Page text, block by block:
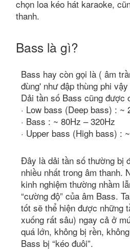
chọn loa kéo hát karaoke,
thanh.
Bass là gì?
Bass hay còn gọi là ( âm
đùng' như đập thùng phi vậy
Dải tần số Bass cũng được
· Low bass (Deep bass) : ~
· Bass : ~ 80Hz – 320Hz
· Upper bass (High bass) :
Đây là dải tần số thường bị
nhiều nhất trong âm thanh.
kinh nghiệm thường nhầm
“cường độ” của âm Bass.
tốt sẽ thể hiện được những
xuống rất sâu) ngay cả ở
quá lớn, không bị rền,
Bass bị “kéo đuôi”.